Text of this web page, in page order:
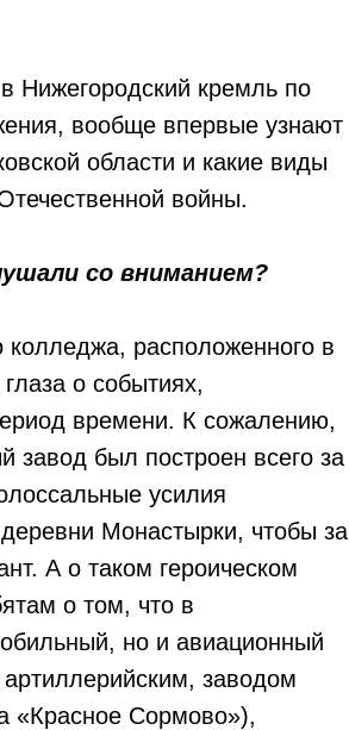
Нижегородский кремль по
вообще впервые узнают
области и какие виды
войны.
со вниманием?
колледжа, расположенного в
о событиях,
времени. К сожалению,
завод был построен всего за
усилия
Монастырки, чтобы за
А о таком героическом
о том, что в
но и авиационный
заводом
«Красное Сормово»),